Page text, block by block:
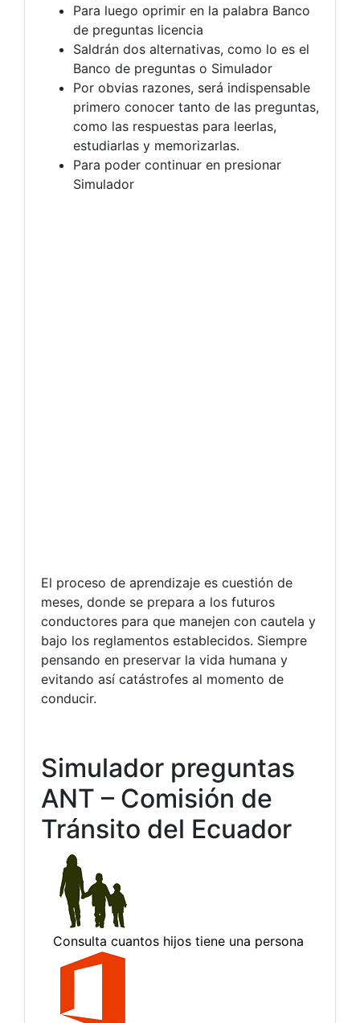
Para luego oprimir en la palabra Banco
de preguntas licencia
Saldrán dos alternativas, como lo es el
Banco de preguntas o Simulador
Por obvias razones, será indispensable
primero conocer tanto de las preguntas,
como las respuestas para leerlas,
estudiarlas y memorizarlas.
Para poder continuar en presionar
Simulador
El proceso de aprendizaje es cuestión de
meses, donde se prepara a los futuros
conductores para que manejen con cautela y
bajo los reglamentos establecidos. Siempre
pensando en preservar la vida humana y
evitando así catástrofes al momento de
conducir.
Simulador preguntas
ANT – Comisión de
Tránsito del Ecuador